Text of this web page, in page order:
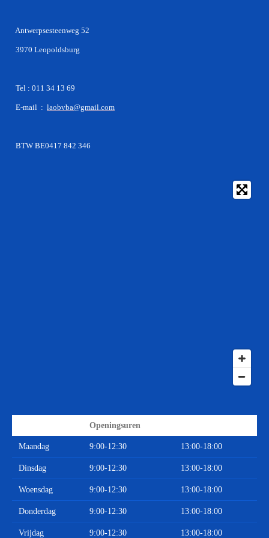
Antwerpsesteenweg 52
3970 Leopoldsburg
Tel : 011 34 13 69
E-mail : laobvba@gmail.com
BTW BE0417 842 346
Openingsuren
Maandag 9:00-12:30 13:00-18:00
Dinsdag 9:00-12:30 13:00-18:00
Woensdag 9:00-12:30 13:00-18:00
Donderdag 9:00-12:30 13:00-18:00
Vrijdag 9:00-12:30 13:00-18:00